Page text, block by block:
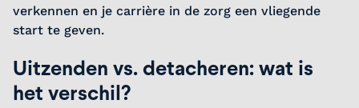
verkennen en je carrière in de zorg een vliegende
start te geven.
Uitzenden vs. detacheren: wat is
het verschil?